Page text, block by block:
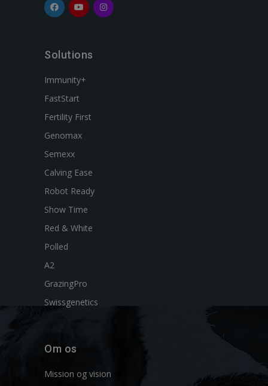
Solutions
Immunity+
FastStart
Fertility First
Genomax
Semexx
Calving Ease
Robot Ready
Show Time
Red & White
Polled
A2
GrazingPro
Swissgenetics
Om os
Mission og vision